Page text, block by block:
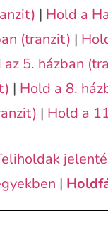
| Hold a
(tranzit) |
az 5. házban
| Hold a 8.
| Hold a
|